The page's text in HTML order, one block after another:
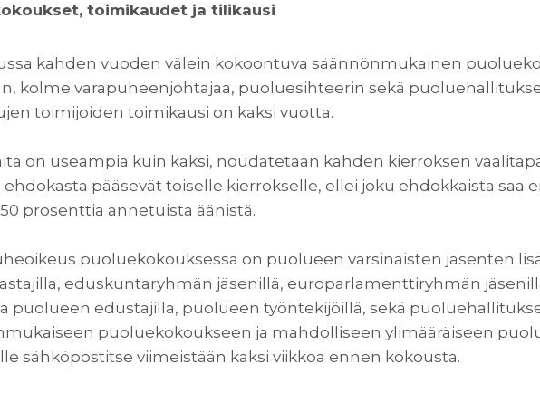
toimikaudet ja tilikausi
kahden vuoden välein kokoontuva säännönmukainen
kolme varapuheenjohtajaa, puoluesihteerin sekä
toimijoiden toimikausi on kaksi vuotta.
on useampia kuin kaksi, noudatetaan kahden kierroksen
ehdokasta pääsevät toiselle kierrokselle, ellei joku ehdokkaista saa
prosenttia annetuista äänistä.
puoluekokouksessa on puolueen varsinaisten jäsenten
eduskuntaryhmän jäsenillä, europarlamenttiryhmän
puolueen edustajilla, puolueen työntekijöillä, sekä
puoluekokoukseen ja mahdolliseen ylimääräiseen
sähköpostitse viimeistään kaksi viikkoa ennen kokousta.